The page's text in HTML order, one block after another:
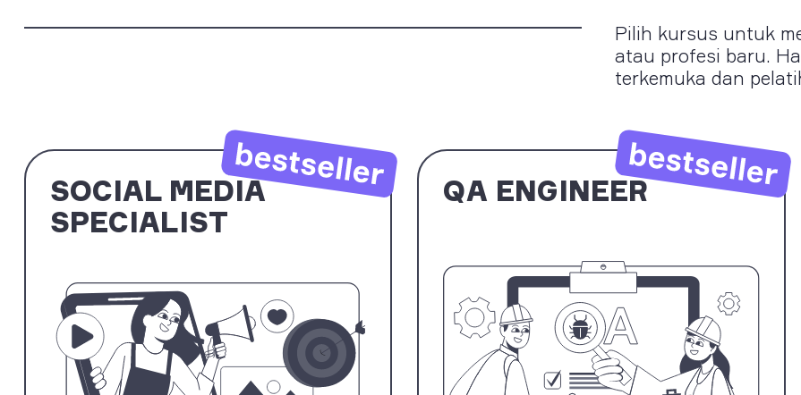
Pilih kursus untuk
atau profesi baru.
terkemuka dan
SOCIAL MEDIA
SPECIALIST
QA ENGINEER